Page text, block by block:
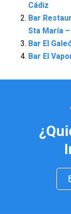
Cádiz
Bar
Sta María
Bar El
Bar El